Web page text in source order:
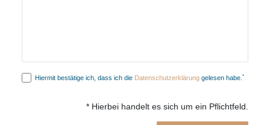
Hiermit bestätige ich, dass ich die Daten­schutz­erklärunggelesen habe. *
* Hierbei handelt es sich um ein Pflichtfeld.